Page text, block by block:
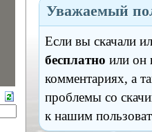
Уважаемый
Если вы скачали
бесплатно или он
комментариях, а
проблемы со
к нашим